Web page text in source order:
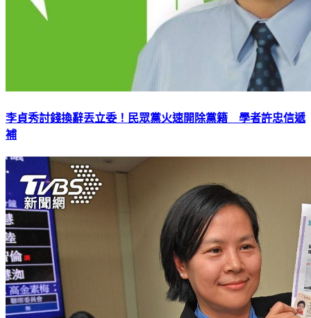
李貞秀討錢換辭丟立委！民眾黨火速開除黨籍 學者許忠信遞
補